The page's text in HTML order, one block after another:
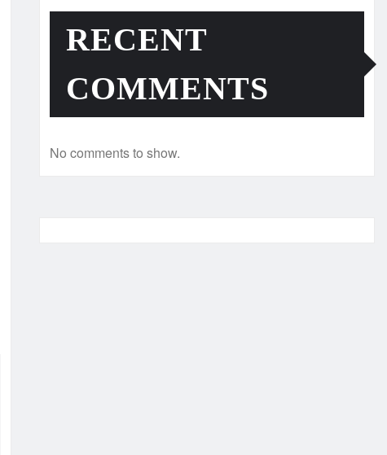
RECENT
COMMENTS
No comments to show.